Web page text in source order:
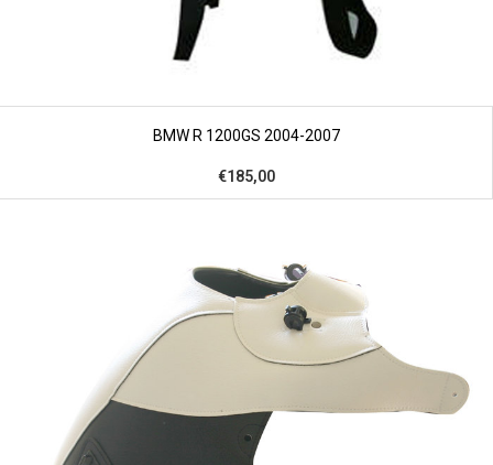
BMW R 1200GS 2004-2007
€185,00